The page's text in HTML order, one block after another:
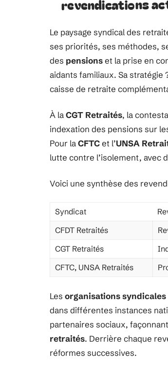
revendications
Le paysage syndical des
ses priorités, ses méthodes,
des pensionset la prise en
aidants familiaux. Sa stratégie
caisse de retraite
À laCGT Retraités, la
indexation des pensions sur
Pour laCFTCet l’UNSA
lutte contre l’isolement, avec
Voici une synthèse des
Syndicat
CFDT Retraités
CGT Retraités
CFTC, UNSA Retraités
Les organisations syndicales
dans différentes instances
partenaires sociaux,
retraités. Derrière chaque
réformes successives.